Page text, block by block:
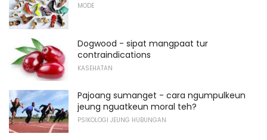
MODE
Dogwood - sipat mangpaat tur
contraindications
KASEHATAN
Pajoang sumanget - cara ngumpulkeun
jeung nguatkeun moral teh?
PSIKOLOGI JEUNG HUBUNGAN